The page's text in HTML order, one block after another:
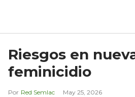
Riesgos en
feminicidio
Red Semlac May 25, 2026